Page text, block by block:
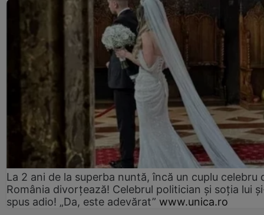
La 2 ani de la superba nuntă, încă un cuplu celebru
România divorțează! Celebrul politician și soția lui
spus adio! „Da, este adevărat” www.unica.ro